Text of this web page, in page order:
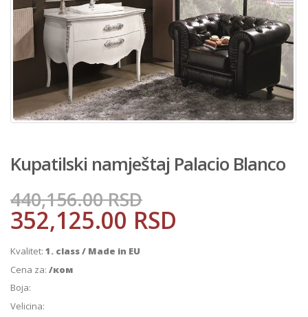
Kupatilski namještaj Palacio Blanco
440,156.00RSD
352,125.00 RSD
Kvalitet: 1. class / Made in EU
Cena za: /ком
Boja:
Velicina: